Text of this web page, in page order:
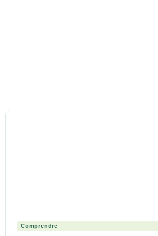
Comprendre